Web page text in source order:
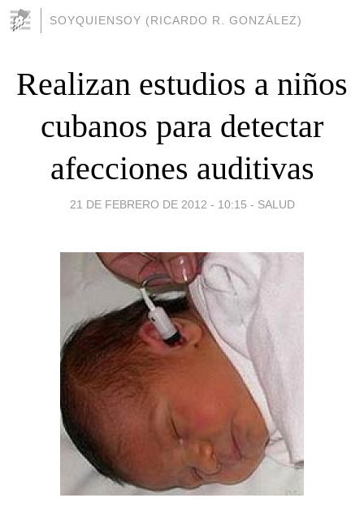
SOYQUIENSOY (RICARDO R. GONZÁLEZ)
Realizan estudios a niños
cubanos para detectar
afecciones auditivas
21 DE FEBRERO DE 2012 - 10:15 - SALUD